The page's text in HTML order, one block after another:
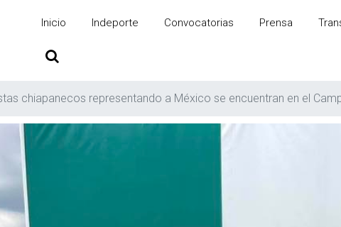
Inicio Indeporte Convocatorias Prensa
chiapanecos representando a México se encuentran en el